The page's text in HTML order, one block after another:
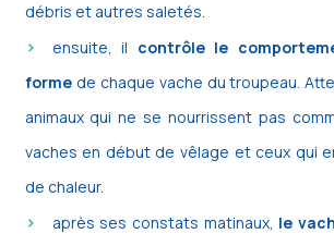
débris et autres saletés.
ensuite, il contrôle le
formede chaque vache du troupeau.
animaux qui ne se nourrissent pas
vaches en début de vêlage et ceux qui
de chaleur.
après ses constats matinaux, le